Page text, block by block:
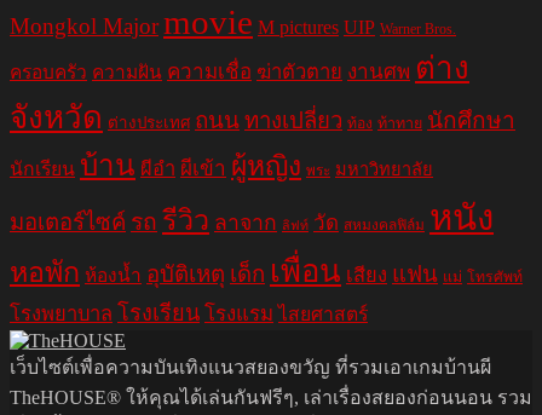
Mongkol Majormovie M pictures UIP Warner Bros.
ครอบครัว ความฝัน ความเชื่อ ฆ่าตัวตาย งานศพ ต่าง
จังหวัด ต่างประเทศ ถนนทางเปลี่ยว ท้อง ท้าทาย นักศึกษา
นักเรียน บ้าน ผีอำ ผีเข้า ผู้หญิง พระ มหาวิทยาลัย
มอเตอร์ไซค์ รถ รีวิว ลาจาก ลิฟท์ วัด สหมงคลฟิล์ม หนัง
หอพัก ห้องน้ำ อุบัติเหตุ เด็ก เพื่อน เสียง แฟน แม่ โทรศัพท์
โรงพยาบาล โรงเรียน โรงแรม ไสยศาสตร์
เว็บไซต์เพื่อความบันเทิงแนวสยองขวัญ ที่รวมเอาเกมบ้านผี
TheHOUSE® ให้คุณได้เล่นกันฟรีๆ, เล่าเรื่องสยองก่อนนอน รวม